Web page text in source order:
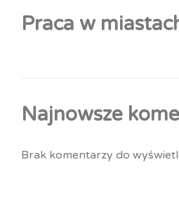
Praca w
Najnowsze
Brak komentarzy do